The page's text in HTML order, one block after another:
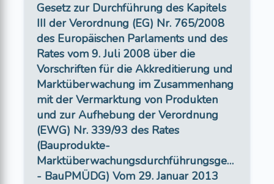
Gesetz zur Durchführung des Kapitels
III der Verordnung (EG) Nr. 765/2008
des Europäischen Parlaments und des
Rates vom 9. Juli 2008 über die
Vorschriften für die Akkreditierung und
Marktüberwachung im Zusammenhang
mit der Vermarktung von Produkten
und zur Aufhebung der Verordnung
(EWG) Nr. 339/93 des Rates
(Bauprodukte-
Marktüberwachungsdurchführungsgesetz
- BauPMÜDG) Vom 29. Januar 2013